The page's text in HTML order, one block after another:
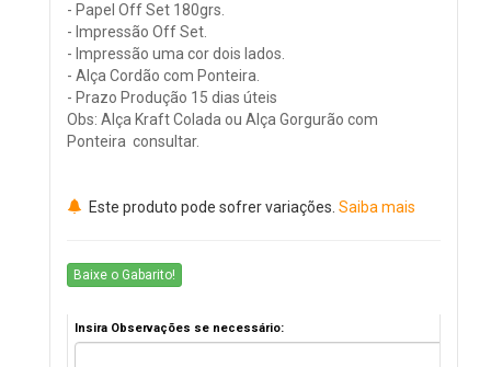
- Papel Off Set 180grs.
- Impressão Off Set.
- Impressão uma cor dois lados.
- Alça Cordão com Ponteira.
- Prazo Produção 15 dias úteis
Obs: Alça Kraft Colada ou Alça Gorgurão com
Ponteira consultar.
Este produto pode sofrer variações. Saiba mais
Baixe o Gabarito!
Insira Observações se necessário: